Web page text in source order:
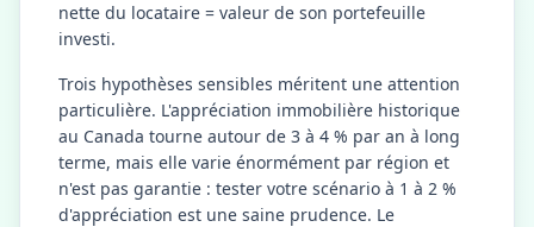
nette du locataire = valeur de son portefeuille
investi.
Trois hypothèses sensibles méritent une attention
particulière. L'appréciation immobilière historique
au Canada tourne autour de 3 à 4 % par an à long
terme, mais elle varie énormément par région et
n'est pas garantie : tester votre scénario à 1 à 2 %
d'appréciation est une saine prudence. Le